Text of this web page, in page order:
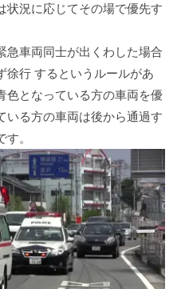
状況に応じてその場で優先す
急車両同士が出くわした場合
徐行 するというルールがあ
色となっている方の車両を優
いる方の車両は後から通過す
。